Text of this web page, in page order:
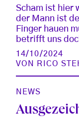
Scham ist hier
der Mann ist
Finger hauen
betrifft uns
14/10/2024
VON
RICO
NEWS